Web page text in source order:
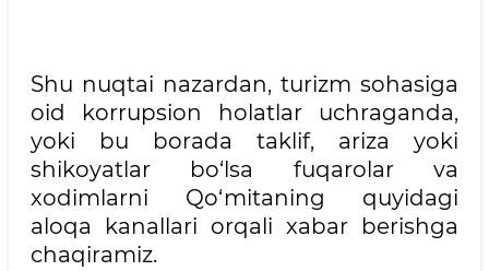
Shu nuqtai nazardan, turizm sohasiga
oid korrupsion holatlar uchraganda,
yoki bu borada taklif, ariza yoki
shikoyatlar bo‘lsa fuqarolar va
xodimlarni Qo‘mitaning quyidagi
aloqa kanallari orqali xabar berishga
chaqiramiz.